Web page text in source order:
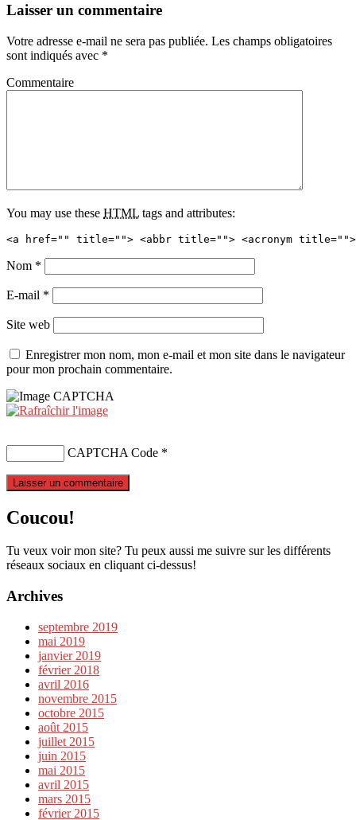
Laisser un commentaire
Votre adresse e-mail ne sera pas publiée. Les champs obligatoires
sont indiqués avec *
Commentaire
You may use these HTML tags and attributes:
<a href="" title=""> <abbr title=""> <acronym title="">
Nom *
E-mail *
Site web
Enregistrer mon nom, mon e-mail et mon site dans le navigateur
pour mon prochain commentaire.
CAPTCHA Code *
Coucou!
Tu veux voir mon site? Tu peux aussi me suivre sur les différents
réseaux sociaux en cliquant ci-dessus!
Archives
septembre 2019
mai 2019
janvier 2019
février 2018
avril 2016
novembre 2015
octobre 2015
août 2015
juillet 2015
juin 2015
mai 2015
avril 2015
mars 2015
février 2015